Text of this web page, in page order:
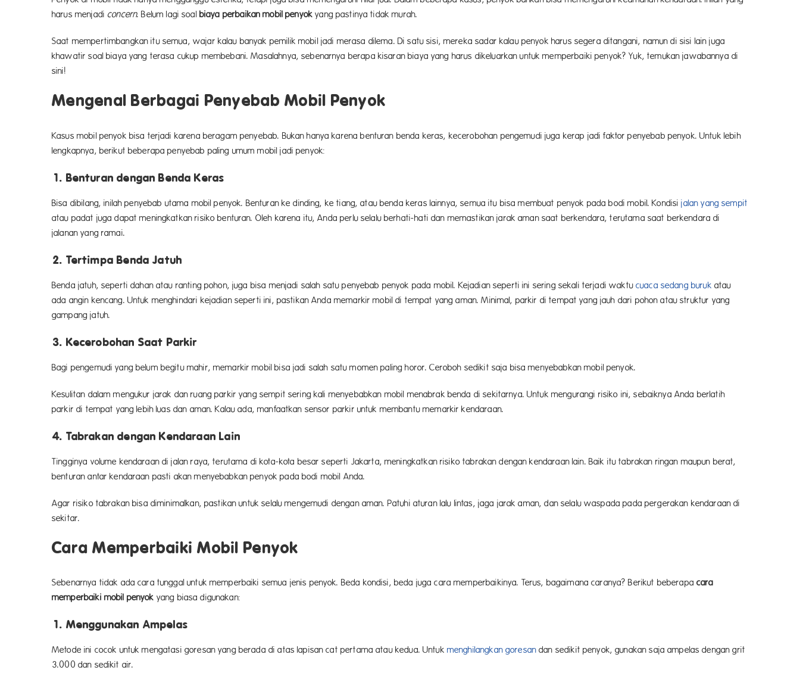
harus menjadi concern. Belum lagi soal biaya perbaikan mobil penyok yang pastinya tidak murah.
Saat mempertimbangkan itu semua, wajar kalau banyak pemilik mobil jadi merasa dilema. Di satu sisi, mereka sadar kalau penyok harus segera ditangani, namun di sisi lain juga
khawatir soal biaya yang terasa cukup membebani. Masalahnya, sebenarnya berapa kisaran biaya yang harus dikeluarkan untuk memperbaiki penyok? Yuk, temukan jawabannya di
sini!
Mengenal Berbagai Penyebab Mobil Penyok
Kasus mobil penyok bisa terjadi karena beragam penyebab. Bukan hanya karena benturan benda keras, kecerobohan pengemudi juga kerap jadi faktor penyebab penyok. Untuk lebih
lengkapnya, berikut beberapa penyebab paling umum mobil jadi penyok:
1. Benturan dengan Benda Keras
Bisa dibilang, inilah penyebab utama mobil penyok. Benturan ke dinding, ke tiang, atau benda keras lainnya, semua itu bisa membuat penyok pada bodi mobil. Kondisi jalan yang sempit
atau padat juga dapat meningkatkan risiko benturan. Oleh karena itu, Anda perlu selalu berhati-hati dan memastikan jarak aman saat berkendara, terutama saat berkendara di
jalanan yang ramai.
2. Tertimpa Benda Jatuh
Benda jatuh, seperti dahan atau ranting pohon, juga bisa menjadi salah satu penyebab penyok pada mobil. Kejadian seperti ini sering sekali terjadi waktu cuaca sedang buruk atau
ada angin kencang. Untuk menghindari kejadian seperti ini, pastikan Anda memarkir mobil di tempat yang aman. Minimal, parkir di tempat yang jauh dari pohon atau struktur yang
gampang jatuh.
3. Kecerobohan Saat Parkir
Bagi pengemudi yang belum begitu mahir, memarkir mobil bisa jadi salah satu momen paling horor. Ceroboh sedikit saja bisa menyebabkan mobil penyok.
Kesulitan dalam mengukur jarak dan ruang parkir yang sempit sering kali menyebabkan mobil menabrak benda di sekitarnya. Untuk mengurangi risiko ini, sebaiknya Anda berlatih
parkir di tempat yang lebih luas dan aman. Kalau ada, manfaatkan sensor parkir untuk membantu memarkir kendaraan.
4. Tabrakan dengan Kendaraan Lain
Tingginya volume kendaraan di jalan raya, terutama di kota-kota besar seperti Jakarta, meningkatkan risiko tabrakan dengan kendaraan lain. Baik itu tabrakan ringan maupun berat,
benturan antar kendaraan pasti akan menyebabkan penyok pada bodi mobil Anda.
Agar risiko tabrakan bisa diminimalkan, pastikan untuk selalu mengemudi dengan aman. Patuhi aturan lalu lintas, jaga jarak aman, dan selalu waspada pada pergerakan kendaraan di
sekitar.
Cara Memperbaiki Mobil Penyok
Sebenarnya tidak ada cara tunggal untuk memperbaiki semua jenis penyok. Beda kondisi, beda juga cara memperbaikinya. Terus, bagaimana caranya? Berikut beberapa cara
memperbaiki mobil penyok yang biasa digunakan:
1. Menggunakan Ampelas
Metode ini cocok untuk mengatasi goresan yang berada di atas lapisan cat pertama atau kedua. Untuk menghilangkan goresan dan sedikit penyok, gunakan saja ampelas dengan grit
3.000 dan sedikit air.